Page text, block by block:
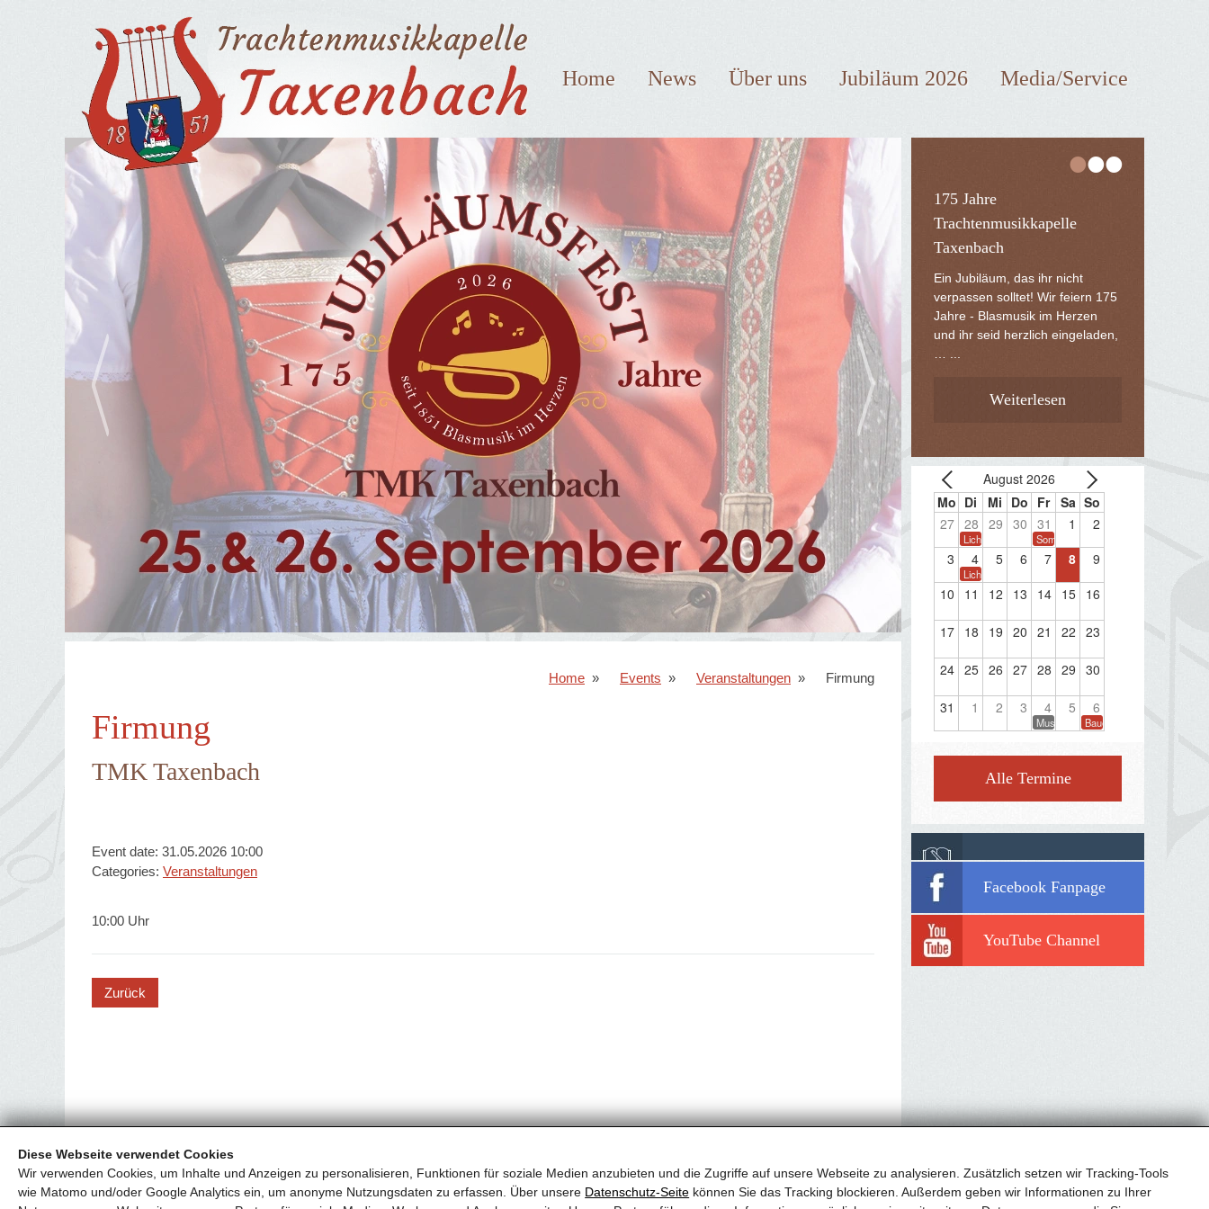
Diese Webseite verwendet Cookies
Wir verwenden Cookies, um Inhalte und Anzeigen zu personalisieren, Funktionen für soziale Medien anzubieten und die Zugriffe auf unsere Webseite zu analysieren. Zusätzlich setzen wir Tracking-Tools
wie Matomo und/oder Google Analytics ein, um anonyme Nutzungsdaten zu erfassen. Über unsere Datenschutz-Seite können Sie das Tracking blockieren. Außerdem geben wir Informationen zu Ihrer
Home News Über uns Jubiläum 2026 Media/Service
Home Events Veranstaltungen Firmung
Firmung
TMK Taxenbach
Event date: 31.05.2026 10:00
Categories: Veranstaltungen
10:00 Uhr
button
•••
175 Jahre
Trachtenmusikkapelle
Taxenbach
Ein Jubiläum, das ihr nicht
verpassen solltet! Wir feiern 175
Jahre - Blasmusik im Herzen
und ihr seid herzlich eingeladen,
Weiterlesen
August 2026
27 28 29 30 31 1 2
LichterwanderungSommerkonzert
3 4 5 6 7 8 9
Lichterwanderung
10 11 12 13 14 15 16
17 18 19 20 21 22 23
24 25 26 27 28 29 30
31 1 2 3 4 5 6
MusikprobeBauernherbstfest
Alle Termine
Facebook Fanpage
YouTube Channel